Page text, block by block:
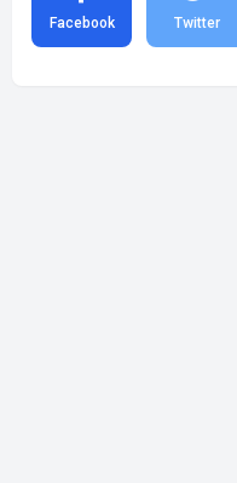
Facebook Twitter